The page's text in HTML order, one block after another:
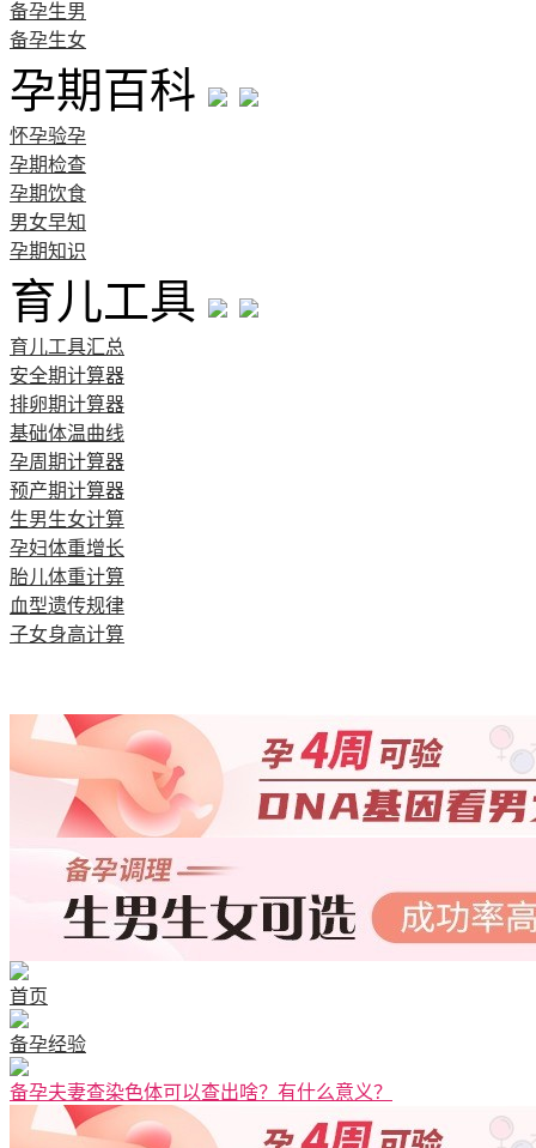
备孕生男
备孕生女
孕期百科
怀孕验孕
孕期检查
孕期饮食
男女早知
孕期知识
育儿工具
育儿工具汇总
安全期计算器
排卵期计算器
基础体温曲线
孕周期计算器
预产期计算器
生男生女计算
孕妇体重增长
胎儿体重计算
血型遗传规律
子女身高计算
首页
备孕经验
备孕夫妻查染色体可以查出啥？有什么意义？